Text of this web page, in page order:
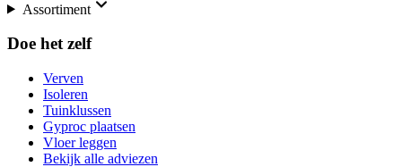
Assortiment
Doe het zelf
Verven
Isoleren
Tuinklussen
Gyproc plaatsen
Vloer leggen
Bekijk alle adviezen